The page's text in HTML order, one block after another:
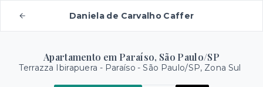
Daniela de Carvalho Caffer
Apartamento em Paraíso, São Paulo/SP
Terrazza Ibirapuera - Paraíso - São Paulo/SP, Zona Sul